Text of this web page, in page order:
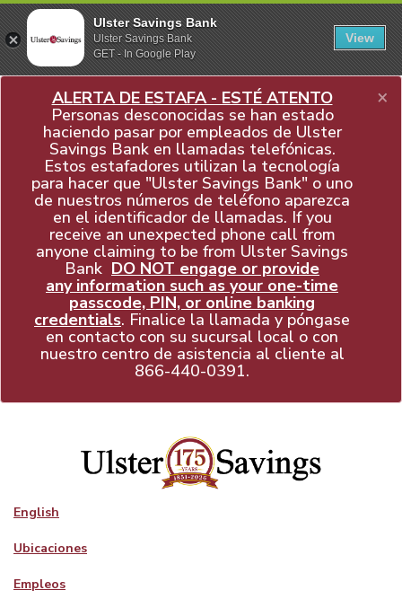
×
ALERTA DE ESTAFA - ESTÉ ATENTO
Personas desconocidas se han estado
haciendo pasar por empleados de Ulster
Savings Bank en llamadas telefónicas.
Estos estafadores utilizan la tecnología
para hacer que "Ulster Savings Bank" o uno
de nuestros números de teléfono aparezca
en el identificador de llamadas. If you
receive an unexpected phone call from
anyone claiming to be from Ulster Savings
Bank DO NOT engage or provide
any information such as your one-time
passcode, PIN, or online banking
credentials. Finalice la llamada y póngase
en contacto con su sucursal local o con
nuestro centro de asistencia al cliente al
866-440-0391.
English
Ubicaciones
Empleos
Ulster Savings Bank
Ulster Savings Bank
GET - In Google Play
View